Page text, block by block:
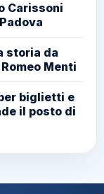
Carissoni
storia da
Menti
biglietti e
il posto di